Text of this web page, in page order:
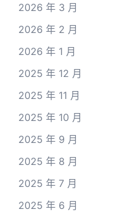
2026 年 3 月
2026 年 2 月
2026 年 1 月
2025 年 12 月
2025 年 11 月
2025 年 10 月
2025 年 9 月
2025 年 8 月
2025 年 7 月
2025 年 6 月